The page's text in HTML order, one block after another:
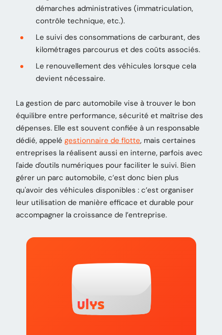
démarches administratives (immatriculation,
contrôle technique, etc.).
Le suivi des consommations de carburant, des
kilométrages parcourus et des coûts associés.
Le renouvellement des véhicules lorsque cela
devient nécessaire.
La gestion de parc automobile vise à trouver le bon
équilibre entre performance, sécurité et maîtrise des
dépenses. Elle est souvent confiée à un responsable
dédié, appelé gestionnaire de flotte, mais certaines
entreprises la réalisent aussi en interne, parfois avec
l'aide d'outils numériques pour faciliter le suivi. Bien
gérer un parc automobile, c’est donc bien plus
qu'avoir des véhicules disponibles : c’est organiser
leur utilisation de manière efficace et durable pour
accompagner la croissance de l’entreprise.